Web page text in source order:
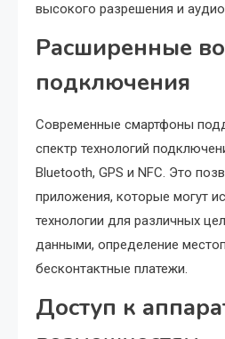
высокого разрешения и
Расширенные
подключения
Современные смартфоны
спектр технологий
Bluetooth, GPS и NFC. Это
приложения, которые могут
технологии для различных
данными, определение
бесконтактные платежи.
Доступ к